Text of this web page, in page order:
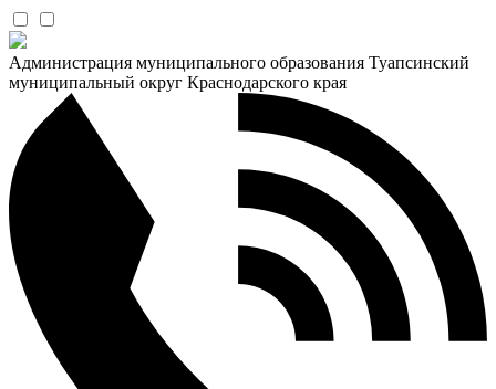
Администрация муниципального образования Туапсинский
муниципальный округ Краснодарского края